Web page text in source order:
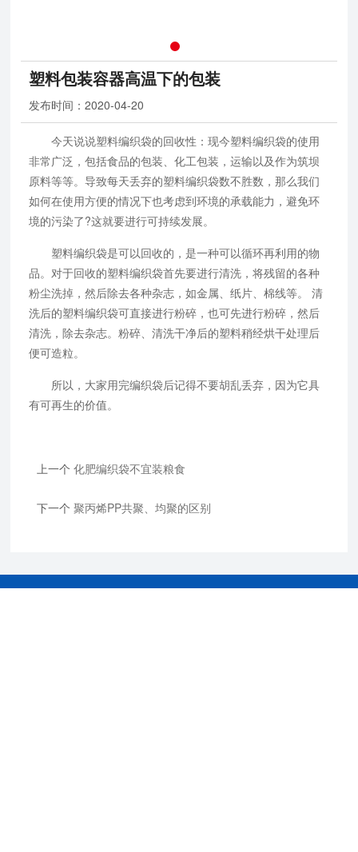
塑料包装容器高温下的包装
发布时间：2020-04-20
今天说说塑料编织袋的回收性：现今塑料编织袋的使用
非常广泛，包括食品的包装、化工包装，运输以及作为筑坝
原料等等。导致每天丢弃的塑料编织袋数不胜数，那么我们
如何在使用方便的情况下也考虑到环境的承载能力，避免环
境的污染了?这就要进行可持续发展。
塑料编织袋是可以回收的，是一种可以循环再利用的物
品。对于回收的塑料编织袋首先要进行清洗，将残留的各种
粉尘洗掉，然后除去各种杂志，如金属、纸片、棉线等。 清
洗后的塑料编织袋可直接进行粉碎，也可先进行粉碎，然后
清洗，除去杂志。粉碎、清洗干净后的塑料稍经烘干处理后
便可造粒。
所以，大家用完编织袋后记得不要胡乱丢弃，因为它具
有可再生的价值。
上一个 化肥编织袋不宜装粮食
下一个 聚丙烯PP共聚、均聚的区别